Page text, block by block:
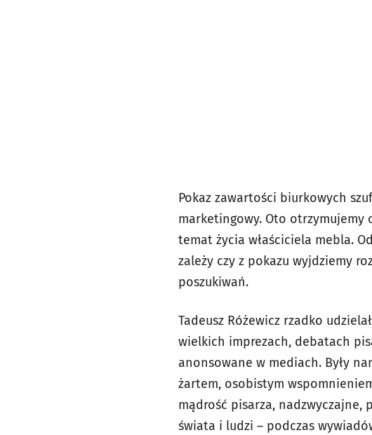
Pokaz zawartości biurkowych
marketingowy. Oto
temat życia właściciela mebla.
zależy czy z pokazu wyjdziemy
poszukiwań.
Tadeusz Różewicz rzadko
wielkich imprezach, debatach
anonsowane w mediach. Były
żartem, osobistym
mądrość pisarza, nadzwyczajne,
świata i ludzi – podczas